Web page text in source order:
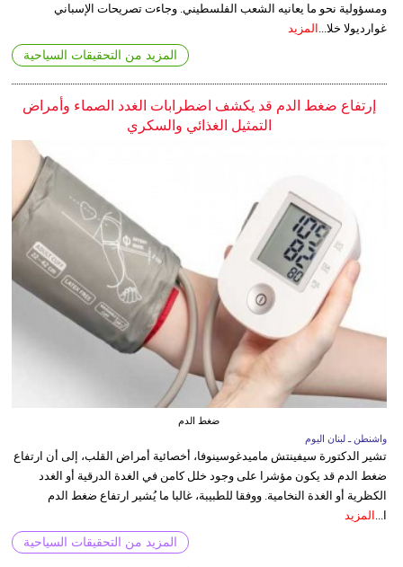
ومسؤولية نحو ما يعانيه الشعب الفلسطيني. وجاءت تصريحات الإسباني
غوارديولا خلا... المزيد
المزيد من التحقيقات السياحية
إرتفاع ضغط الدم قد يكشف اضطرابات الغدد الصماء وأمراض
التمثيل الغذائي والسكري
ضغط الدم
واشنطن ـ لبنان اليوم
تشير الدكتورة سيفينتش ماميدغوسينوفا، أخصائية أمراض القلب، إلى أن ارتفاع
ضغط الدم قد يكون مؤشرا على وجود خلل كامن في الغدة الدرقية أو الغدد
الكظرية أو الغدة النخامية. ووفقا للطبيبة، غالبا ما يُشير ارتفاع ضغط الدم
ا... المزيد
المزيد من التحقيقات السياحية